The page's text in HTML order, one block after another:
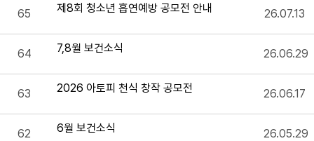
65 제8회 청소년 흡연예방 공모전 안내 26.07.13
64 7,8월 보건소식 26.06.29
63 2026 아토피 천식 창작 공모전 26.06.17
62 6월 보건소식 26.05.29